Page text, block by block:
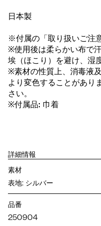
日本製
※付属の「取り扱いご注
※使用後は柔らかい布で
埃（ほこり）を避け、湿
※素材の性質上、消毒液
より変色することがあり
さい。
※付属品: 巾着
詳細情報
素材
表地: シルバー
品番
250904